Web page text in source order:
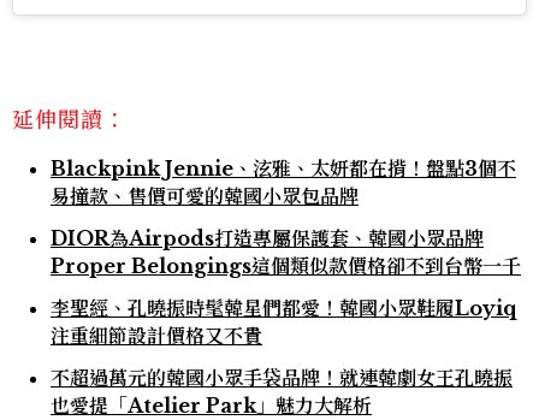
延伸閱讀：
Blackpink Jennie、泫雅、太妍都在揹！盤點3個不
易撞款、售價可愛的韓國小眾包品牌
DIOR為Airpods打造專屬保護套、韓國小眾品牌
Proper Belongings這個類似款價格卻不到台幣一千
李聖經、孔曉振時髦韓星們都愛！韓國小眾鞋履Loyiq
注重細節設計價格又不貴
不超過萬元的韓國小眾手袋品牌！就連韓劇女王孔曉振
也愛提「Atelier Park」魅力大解析